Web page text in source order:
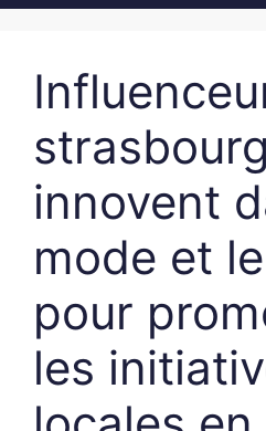
innovent
mode et
pour
les